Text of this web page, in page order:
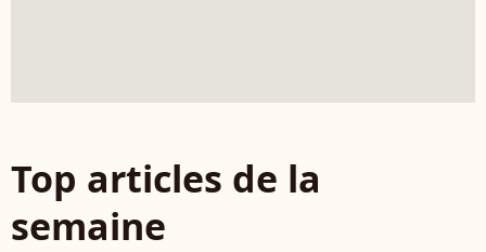
Top articles de la
semaine